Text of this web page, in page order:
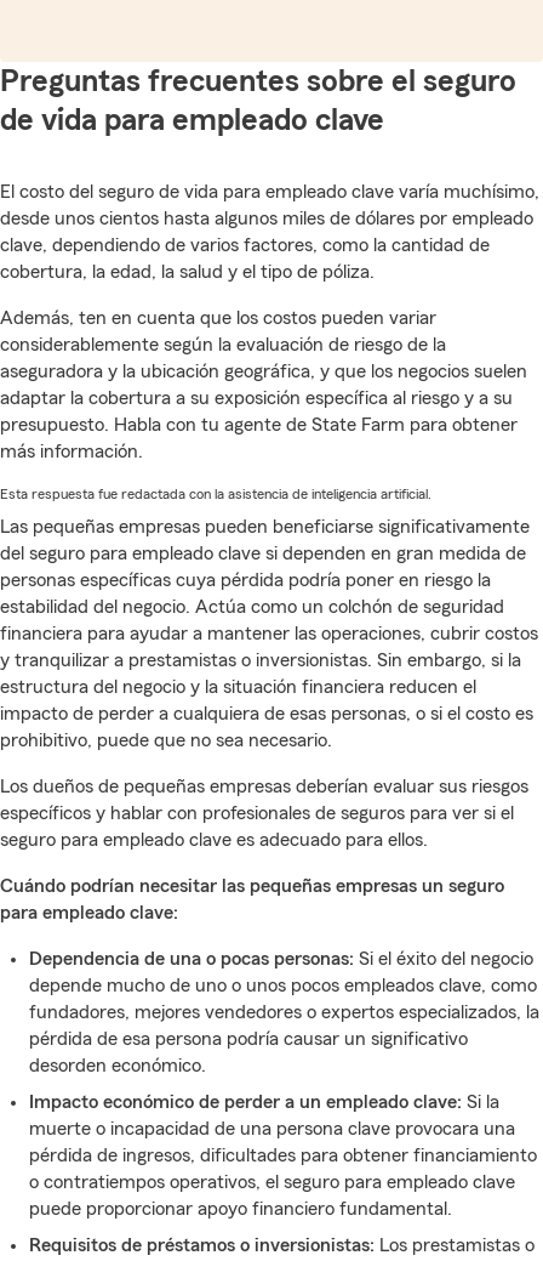
Preguntas frecuentes sobre el seguro
de vida para empleado clave
El costo del seguro de vida para empleado clave varía muchísimo,
desde unos cientos hasta algunos miles de dólares por empleado
clave, dependiendo de varios factores, como la cantidad de
cobertura, la edad, la salud y el tipo de póliza.
Además, ten en cuenta que los costos pueden variar
considerablemente según la evaluación de riesgo de la
aseguradora y la ubicación geográfica, y que los negocios suelen
adaptar la cobertura a su exposición específica al riesgo y a su
presupuesto. Habla con tu agente de State Farm para obtener
más información.
Esta respuesta fue redactada con la asistencia de inteligencia artificial.
Las pequeñas empresas pueden beneficiarse significativamente
del seguro para empleado clave si dependen en gran medida de
personas específicas cuya pérdida podría poner en riesgo la
estabilidad del negocio. Actúa como un colchón de seguridad
financiera para ayudar a mantener las operaciones, cubrir costos
y tranquilizar a prestamistas o inversionistas. Sin embargo, si la
estructura del negocio y la situación financiera reducen el
impacto de perder a cualquiera de esas personas, o si el costo es
prohibitivo, puede que no sea necesario.
Los dueños de pequeñas empresas deberían evaluar sus riesgos
específicos y hablar con profesionales de seguros para ver si el
seguro para empleado clave es adecuado para ellos.
Cuándo podrían necesitar las pequeñas empresas un seguro
para empleado clave:
Dependencia de una o pocas personas: Si el éxito del negocio
depende mucho de uno o unos pocos empleados clave, como
fundadores, mejores vendedores o expertos especializados, la
pérdida de esa persona podría causar un significativo
desorden económico.
Impacto económico de perder a un empleado clave: Si la
muerte o incapacidad de una persona clave provocara una
pérdida de ingresos, dificultades para obtener financiamiento
o contratiempos operativos, el seguro para empleado clave
puede proporcionar apoyo financiero fundamental.
Requisitos de préstamos o inversionistas: Los prestamistas o